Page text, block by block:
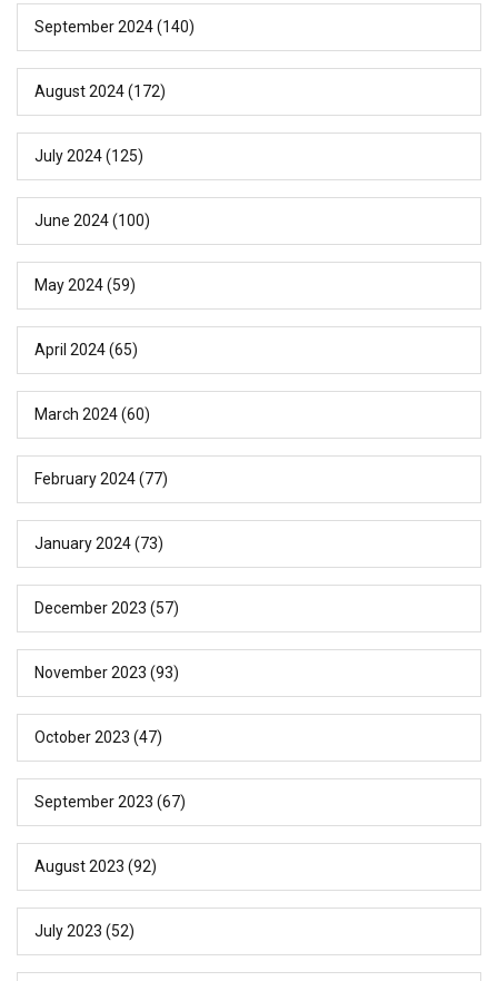
September 2024(140)
August 2024(172)
July 2024(125)
June 2024(100)
May 2024(59)
April 2024(65)
March 2024(60)
February 2024(77)
January 2024(73)
December 2023 (57)
November 2023 (93)
October 2023 (47)
September 2023 (67)
August 2023 (92)
July 2023 (52)